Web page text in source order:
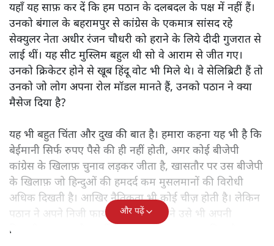
यहाँ यह साफ़ कर दें कि हम पठान के दलबदल के पक्ष में नहीं हैं।
उनको बंगाल के बहरामपुर से कांग्रेस के एकमात्र सांसद रहे
सेक्युलर नेता अधीर रंजन चौधरी को हराने के लिये दीदी गुजरात से
लाई थीं। यह सीट मुस्लिम बहुल थी सो वे आराम से जीत गए।
उनको क्रिकेटर होने से खूब हिंदू वोट भी मिले थे। वे सेलिब्रिटी हैं तो
उनको जो लोग अपना रोल मॉडल मानते हैं, उनको पठान ने क्या
मैसेज दिया है?
यह भी बहुत चिंता और दुख की बात है। हमारा कहना यह भी है कि
बेईमानी सिर्फ रुपए पैसे की ही नहीं होती, अगर कोई बीजेपी
कांग्रेस के खिलाफ़ चुनाव लड़कर जीता है, खासतौर पर उस बीजेपी
के खिलाफ़ जो हिन्दुओं की हमदर्द कम मुसलमानों की विरोधी
अधिक दिखती है। आखिर नैतिकता भी कोई चीज़ होती है। लेकिन
पठान ने अपने निजी फायदे या डर के सामने उसे भी अपनी
बिरादरी, मज़हब और पार्टी के मुकाबले ताक पर रख दिया है।
और पढ़ें